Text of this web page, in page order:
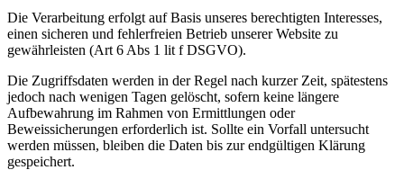
Die Verarbeitung erfolgt auf Basis unseres berechtigten Interesses,
einen sicheren und fehlerfreien Betrieb unserer Website zu
gewährleisten (Art 6 Abs 1 lit f DSGVO).
Die Zugriffsdaten werden in der Regel nach kurzer Zeit, spätestens
jedoch nach wenigen Tagen gelöscht, sofern keine längere
Aufbewahrung im Rahmen von Ermittlungen oder
Beweissicherungen erforderlich ist. Sollte ein Vorfall untersucht
werden müssen, bleiben die Daten bis zur endgültigen Klärung
gespeichert.